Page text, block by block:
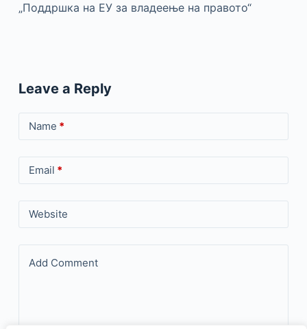
„Поддршка на ЕУ за владеење на правото“
Leave a Reply
Name *
Email *
Website
Add Comment